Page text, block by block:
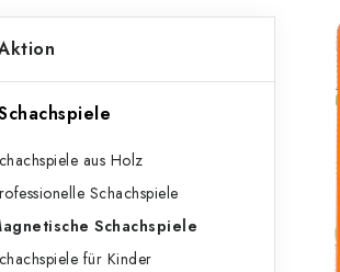
aus Holz
Schachspiele
Schachspiele
für Kinder